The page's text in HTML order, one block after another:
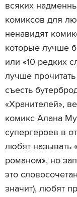
всяких
комиксов для
ненавидят
которые лучше
или «10 редких
лучше
съесть
«Хранителей»,
комикс Алана
супергероев в
любят называть
романом», но
это
значит), любят